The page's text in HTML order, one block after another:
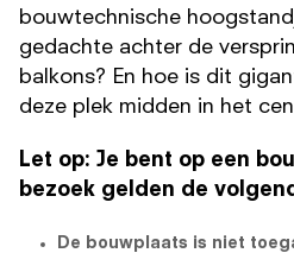
bouwtechnische
gedachte achter de
balkons? En hoe is dit
deze plek midden in het
Let op: Je bent op een
bezoek gelden de
De bouwplaats is niet